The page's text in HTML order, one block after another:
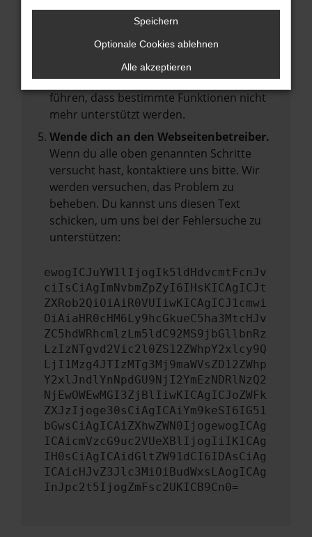
Stelle sicher, dass dein Browser und dein
Betriebssystem auf dem neuesten Stand
Veraltete Software birgt nicht nur ein
Sicherheitsrisiko, sondern kann auch dazu
führen, dass bestimmte Funktionen nicht
mehr unterstützt werden.
Wende dich an den Webseitenbetreiber.
Wenn du alle oben genannten Schritte
versucht hast, kontaktiere uns bitte. Wir
werden versuchen, das Problem zu
beheben. Du kannst uns diesen Text
schicken, um uns bei der Fehlersuche zu
unterstützen:
ewogICJuYW1lIjogIk5ldHdvcmtFcnJv
ciIsCiAgImNvbmZpZyI6IHsKICAgICJt
ZXRob2QiOiAiR0VUIiwKICAgICJ1cmwi
OiAiaHR0cHM6Ly9hcGkueC5ha3MtcHJv
ZC5hdWRhcmlzLm5ldC92MS9jbGllbnRz
LzIzNTgvd2Vic2l0ZS12ZWhpY2xlcy9Q
LjI1Mzg4JTIzMTg3Mj9maWVsZD12ZWhp
Y2xlJndlYnNpdGU9NjI2YmEzNDRlNzQ2
NjEwOWEwMGI3ZjBlIiwKICAgICJoZWFk
ZXJzIjoge30sCiAgICAiYm9keSI6IG51
bGwsCiAgICAiZXhwZWN0IjogewogICAg
ICAicmVzcG9uc2VUeXBlIjogIiIKICAg
IH0sCiAgICAidGltZW91dCI6IDAsCiAg
ICAicHJvZ3Jlc3MiOiBudWxsLAogICAg
InJpc2t5IjogZmFsc2UKICB9Cn0=
Speichern
Optionale Cookies ablehnen
Alle akzeptieren